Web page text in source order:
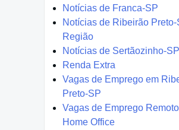
Notícias de Franca-SP
Notícias de Ribeirão Preto-
Região
Notícias de Sertãozinho-SP
Renda Extra
Vagas de Emprego em
Preto-SP
Vagas de Emprego
Home Office